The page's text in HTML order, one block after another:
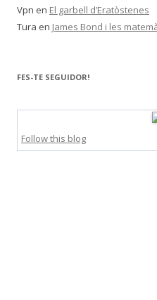
Vpn en El garbell d’Eratòstenes
Tura en James Bond i les
FES-TE SEGUIDOR!
Follow this blog